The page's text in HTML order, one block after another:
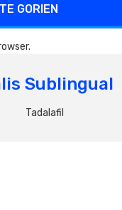
GORIEN
Sublingual
Tadalafil